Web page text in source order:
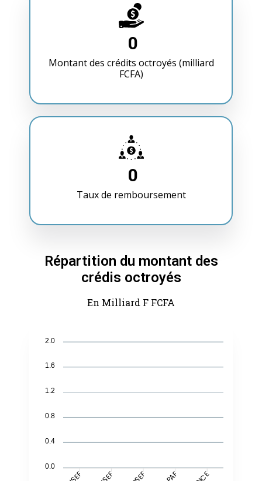
0
Montant des crédits octroyés (milliard
FCFA)
0
Taux de remboursement
Répartition du montant des
crédis octroyés
En Milliard F FCFA
2.0
1.6
1.2
0.8
0.4
0.0
PAF